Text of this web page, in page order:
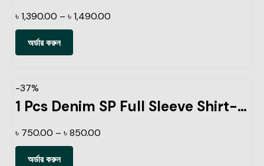
৳1,390.00 – ৳1,490.00
অর্ডার করুন
-37%
1 Pcs Denim SP Full Sleeve Shirt- Black
৳ 750.00 – ৳850.00
অর্ডার করুন